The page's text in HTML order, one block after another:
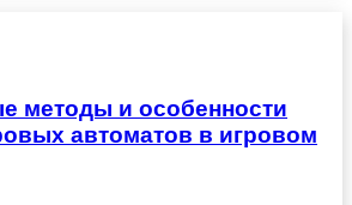
методы и особенности
автоматов в игровом